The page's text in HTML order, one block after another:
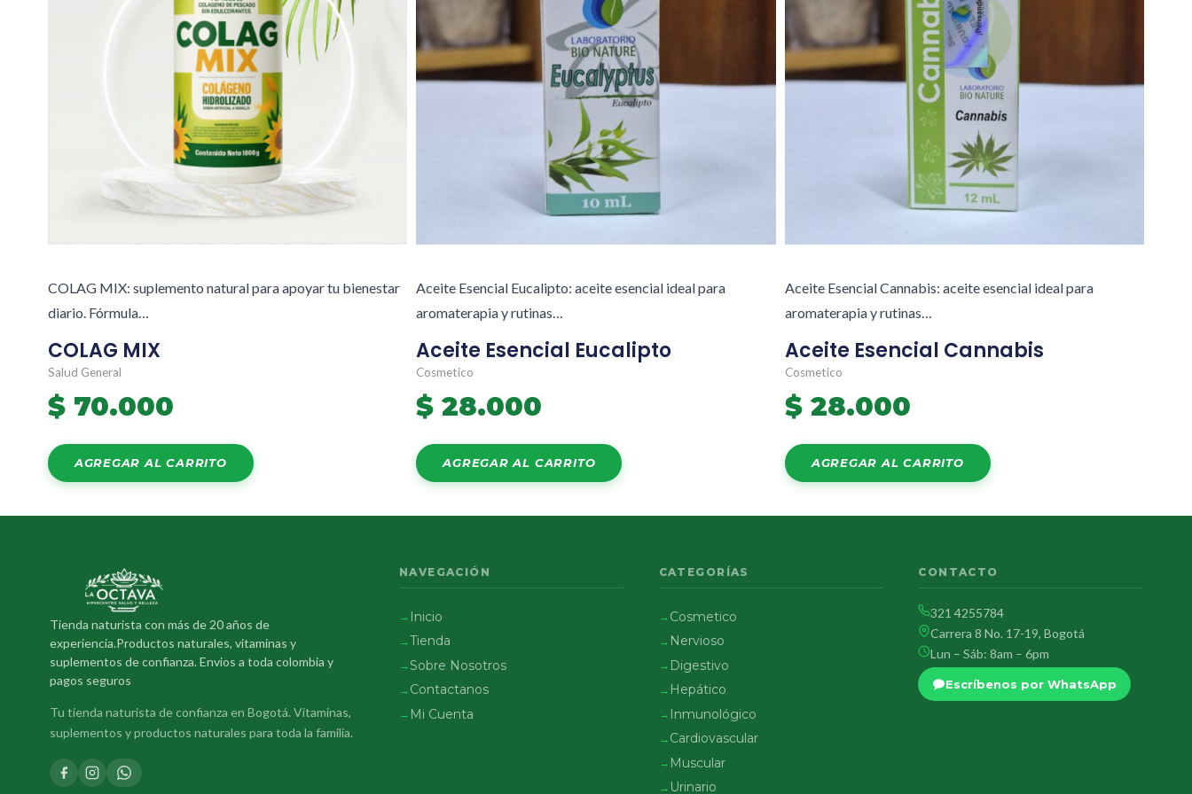
COLAG MIX: suplemento natural para apoyar tu bienestar
diario. Fórmula…
COLAG MIX
Salud General
$70.000
AGREGAR AL CARRITO
Aceite Esencial Eucalipto: aceite esencial ideal para
aromaterapia y rutinas…
Aceite Esencial Eucalipto
Cosmetico
$ 28.000
AGREGAR AL CARRITO
Aceite Esencial Cannabis: aceite esencial ideal para
aromaterapia y rutinas…
Aceite Esencial Cannabis
Cosmetico
$28.000
AGREGAR AL CARRITO
Tienda naturista con más de 20 años de
experiencia.Productos naturales, vitaminas y
suplementos de confianza. Envios a toda colombia y
pagos seguros
Tu tienda naturista de confianza en Bogotá. Vitaminas,
suplementos y productos naturales para toda la familia.
NAVEGACIÓN
Inicio
Tienda
Sobre Nosotros
Contactanos
Mi Cuenta
CATEGORÍAS
Cosmetico
Nervioso
Digestivo
Hepático
Inmunológico
Cardiovascular
Muscular
Urinario
CONTACTO
321 4255784
Carrera 8 No. 17-19, Bogotá
Lun – Sáb: 8am – 6pm
Escríbenos por WhatsApp